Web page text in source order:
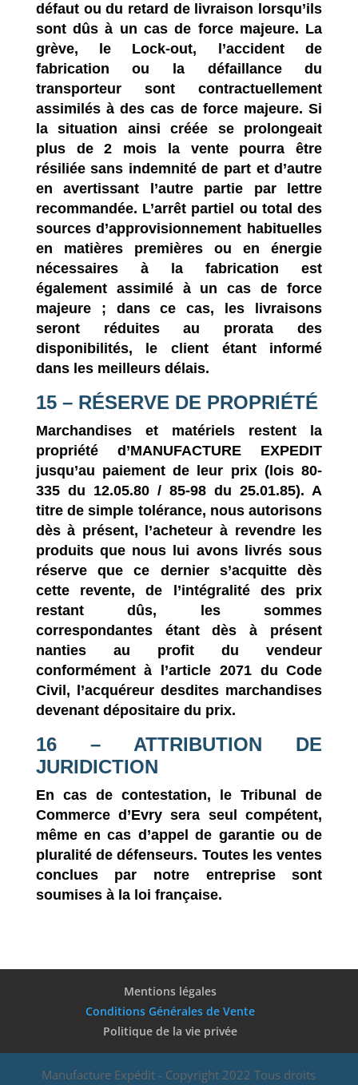
défaut ou du retard de livraison lorsqu’ils
sont dûs à un cas de force majeure. La
grève, le Lock-out, l’accident de
fabrication ou la défaillance du
transporteur sont contractuellement
assimilés à des cas de force majeure. Si
la situation ainsi créée se prolongeait
plus de 2 mois la vente pourra être
résiliée sans indemnité de part et d’autre
en avertissant l’autre partie par lettre
recommandée. L’arrêt partiel ou total des
sources d’approvisionnement habituelles
en matières premières ou en énergie
nécessaires à la fabrication est
également assimilé à un cas de force
majeure ; dans ce cas, les livraisons
seront réduites au prorata des
disponibilités, le client étant informé
dans les meilleurs délais.
15 – RÉSERVE DE PROPRIÉTÉ
Marchandises et matériels restent la
propriété d’MANUFACTURE EXPEDIT
jusqu’au paiement de leur prix (lois 80-
335 du 12.05.80 / 85-98 du 25.01.85). A
titre de simple tolérance, nous autorisons
dès à présent, l’acheteur à revendre les
produits que nous lui avons livrés sous
réserve que ce dernier s’acquitte dès
cette revente, de l’intégralité des prix
restant dûs, les sommes
correspondantes étant dès à présent
nanties au profit du vendeur
conformément à l’article 2071 du Code
Civil, l’acquéreur desdites marchandises
devenant dépositaire du prix.
16 – ATTRIBUTION DE
JURIDICTION
En cas de contestation, le Tribunal de
Commerce d’Evry sera seul compétent,
même en cas d’appel de garantie ou de
pluralité de défenseurs. Toutes les ventes
conclues par notre entreprise sont
soumises à la loi française.
Mentions légales
Conditions Générales de Vente
Politique de la vie privée
Manufacture Expédit - Copyright 2022 Tous droits